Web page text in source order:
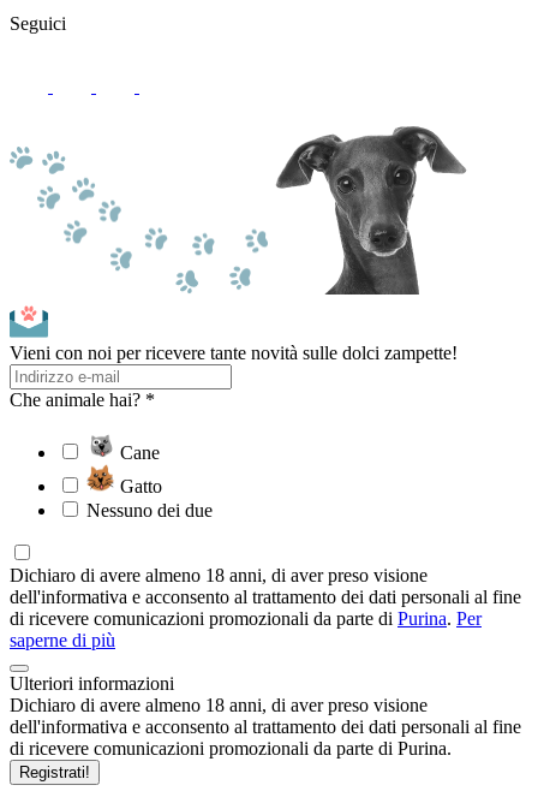
Seguici
Vieni con noi per ricevere tante novità sulle dolci zampette!
Che animale hai? *
Cane
Gatto
Nessuno dei due
Dichiaro di avere almeno 18 anni, di aver preso visione
dell'informativa e acconsento al trattamento dei dati personali al fine
di ricevere comunicazioni promozionali da parte di Purina. Per
saperne di più
Ulteriori informazioni
Dichiaro di avere almeno 18 anni, di aver preso visione
dell'informativa e acconsento al trattamento dei dati personali al fine
di ricevere comunicazioni promozionali da parte di Purina.
Registrati!